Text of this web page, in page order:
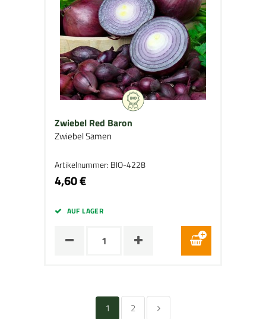
Zwiebel Red Baron
Zwiebel Samen
Artikelnummer: BIO-4228
4,60 €
AUF LAGER
1 2